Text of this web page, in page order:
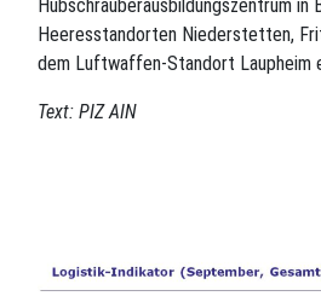
Hubschrauberausbildungszentrum in
Heeresstandorten Niederstetten,
dem Luftwaffen-Standort Laupheim
Text: PIZ AIN